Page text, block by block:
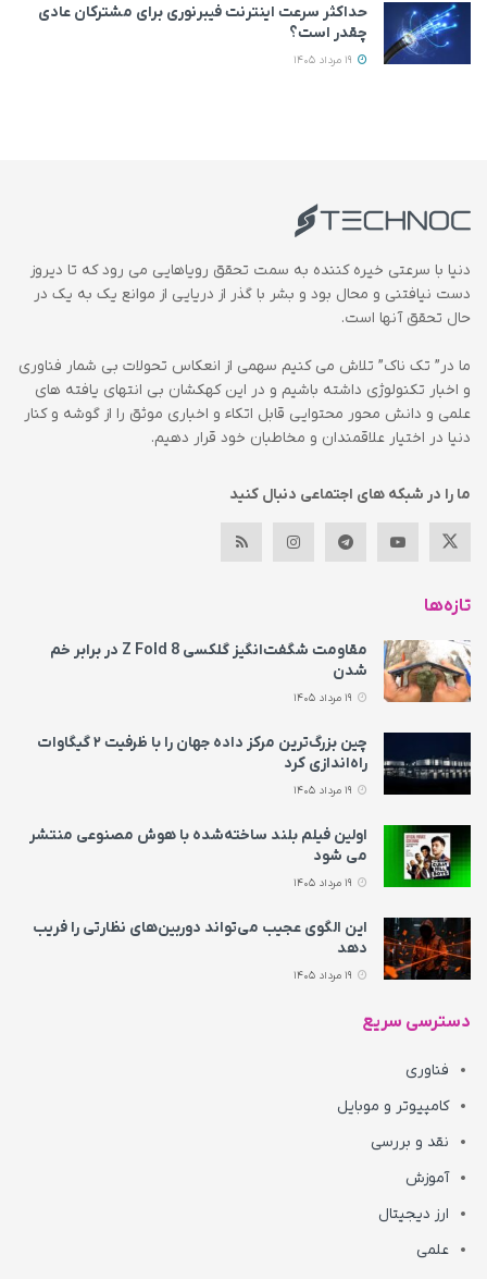
حداکثر سرعت اینترنت فیبرنوری برای مشترکان عادی
چقدر است؟
دنیا با سرعتی خیره کننده به سمت تحقق رویاهایی می رود که تا دیروز
دست نیافتنی و محال بود و بشر با گذر از دریایی از موانع یک به یک در
حال تحقق آنها است.
ما در” تک ناک” تلاش می کنیم سهمی از انعکاس تحولات بی شمار فناوری
و اخبار تکنولوژی داشته باشیم و در این کهکشان بی انتهای یافته های
علمی و دانش محور محتوایی قابل اتکاء و اخباری موثق را از گوشه و کنار
دنیا در اختیار علاقمندان و مخاطبان خود قرار دهیم.
ما را در شبکه های اجتماعی دنبال کنید
تازه‌ها
مقاومت شگفت‌انگیز گلکسی Z Fold 8 در برابر خم
شدن
چین بزرگ‌ترین مرکز داده جهان را با ظرفیت ۲ گیگاوات
راه‌اندازی کرد
اولین فیلم بلند ساخته‌شده با هوش مصنوعی منتشر
می‌ شود
این الگوی عجیب می‌تواند دوربین‌های نظارتی را فریب
دهد
دسترسی سریع
فناوری
کامپیوتر و موبایل
نقد و بررسی
آموزش
ارز دیجیتال
علمی